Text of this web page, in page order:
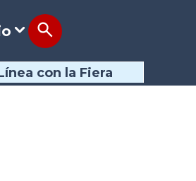
con la Fiera